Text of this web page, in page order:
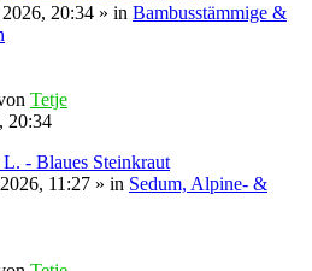
20:34 » in Bambusstämmige &
Tetje
20:34
- Blaues Steinkraut
11:27 » in Sedum, Alpine- &